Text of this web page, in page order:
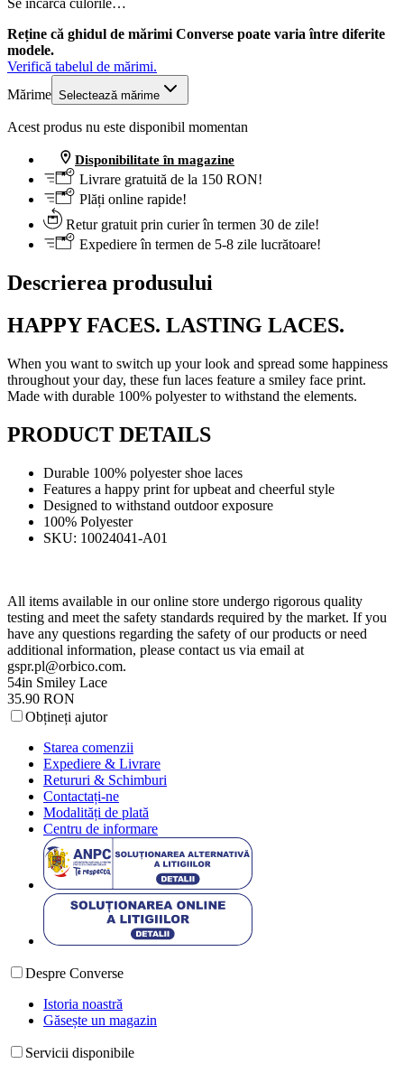
Se încarcă culorile…
Reține că ghidul de mărimi Converse poate varia între diferite
modele.
Verifică tabelul de mărimi.
Mărime Selectează mărime
Acest produs nu este disponibil momentan
Disponibilitate în magazine
Livrare gratuită de la 150 RON!
Plăți online rapide!
Retur gratuit prin curier în termen 30 de zile!
Expediere în termen de 5-8 zile lucrătoare!
Descrierea produsului
HAPPY FACES. LASTING LACES.
When you want to switch up your look and spread some happiness
throughout your day, these fun laces feature a smiley face print.
Made with durable 100% polyester to withstand the elements.
PRODUCT DETAILS
Durable 100% polyester shoe laces
Features a happy print for upbeat and cheerful style
Designed to withstand outdoor exposure
100% Polyester
SKU: 10024041-A01
All items available in our online store undergo rigorous quality
testing and meet the safety standards required by the market. If you
have any questions regarding the safety of our products or need
additional information, please contact us via email at
gspr.pl@orbico.com.
54in Smiley Lace
35.90 RON
Obțineți ajutor
Starea comenzii
Expediere & Livrare
Retururi & Schimburi
Contactați-ne
Modalități de plată
Centru de informare
Despre Converse
Istoria noastră
Găsește un magazin
Servicii disponibile